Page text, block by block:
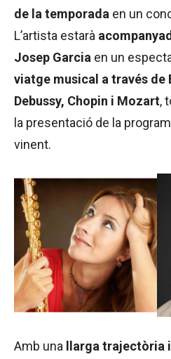
de la temporada en un
L’artista estarà
Josep Garcia en un
viatge musical a través de
Debussy, Chopin i Mozart,
la presentació de la
vinent.
Amb una llarga trajectòria